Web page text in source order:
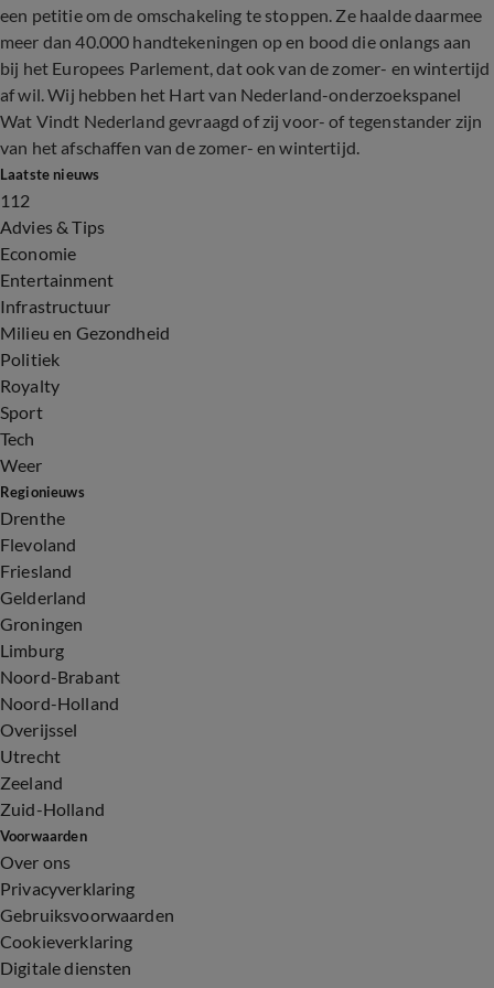
een petitie om de omschakeling te stoppen. Ze haalde daarmee
meer dan 40.000 handtekeningen op en bood die onlangs aan
bij het Europees Parlement, dat ook van de zomer- en wintertijd
af wil. Wij hebben het Hart van Nederland-onderzoekspanel
Wat Vindt Nederland gevraagd of zij voor- of tegenstander zijn
van het afschaffen van de zomer- en wintertijd.
Laatste nieuws
112
Advies & Tips
Economie
Entertainment
Infrastructuur
Milieu en Gezondheid
Politiek
Royalty
Sport
Tech
Weer
Regionieuws
Drenthe
Flevoland
Friesland
Gelderland
Groningen
Limburg
Noord-Brabant
Noord-Holland
Overijssel
Utrecht
Zeeland
Zuid-Holland
Voorwaarden
Over ons
Privacyverklaring
Gebruiksvoorwaarden
Cookieverklaring
Digitale diensten